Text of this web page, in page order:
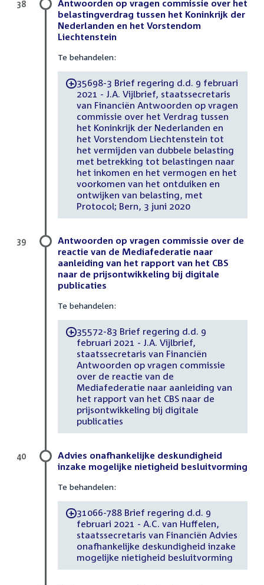
Antwoorden op vragen commissie over het
belastingverdrag tussen het Koninkrijk der
Nederlanden en het Vorstendom
Liechtenstein
Te behandelen:
-35698-3 Brief regering d.d. 9 februari
2021 - J.A. Vijlbrief, staatssecretaris
van Financiën Antwoorden op vragen
commissie over het Verdrag tussen
het Koninkrijk der Nederlanden en
het Vorstendom Liechtenstein tot
het vermijden van dubbele belasting
met betrekking tot belastingen naar
het inkomen en het vermogen en het
voorkomen van het ontduiken en
ontwijken van belasting, met
Protocol; Bern, 3 juni 2020
38
Antwoorden op vragen commissie over de
reactie van de Mediafederatie naar
aanleiding van het rapport van het CBS
naar de prijsontwikkeling bij digitale
publicaties
Te behandelen:
-35572-83 Brief regering d.d. 9
februari 2021 - J.A. Vijlbrief,
staatssecretaris van Financiën
Antwoorden op vragen commissie
over de reactie van de
Mediafederatie naar aanleiding van
het rapport van het CBS naar de
prijsontwikkeling bij digitale
publicaties
39
Advies onafhankelijke deskundigheid
inzake mogelijke nietigheid besluitvorming
Te behandelen:
-31066-788 Brief regering d.d. 9
februari 2021 - A.C. van Huffelen,
staatssecretaris van Financiën Advies
onafhankelijke deskundigheid inzake
mogelijke nietigheid besluitvorming
40